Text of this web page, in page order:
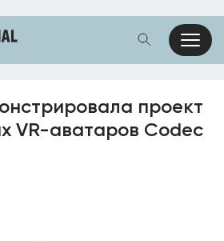
проект
VR-аватаров Codec